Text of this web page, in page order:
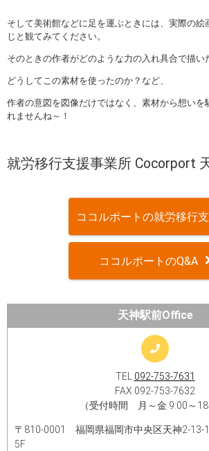
そして美術館などに足を運ぶときには、実際の絵
じと観てみてください。
そのときの作者がどのような力の入れ具合で描い
どうしてこの素材を使ったのか？など、
作者の意図を図像だけではなく、素材から想いを
れませんね～！
就労移行支援事業所 Cocorport
ココルポートの就労移行
ココルポートのQ&A
天神駅前Office
TEL 092-753-7631
FAX 092-753-7632
（受付時間 月～金 9:00～
〒810-0001 福岡県福岡市中央区天神2-13-
5F